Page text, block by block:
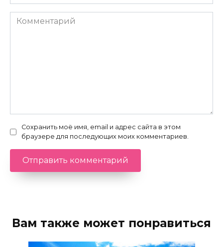
Комментарий
Сохранить моё имя, email и адрес сайта в этом
браузере для последующих моих комментариев.
Вам также может понравиться